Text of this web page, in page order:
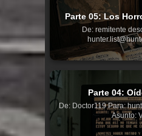
Parte 05: Los
De: remitente
Parte 04:
De: Doctor119 Para:
Asunto: